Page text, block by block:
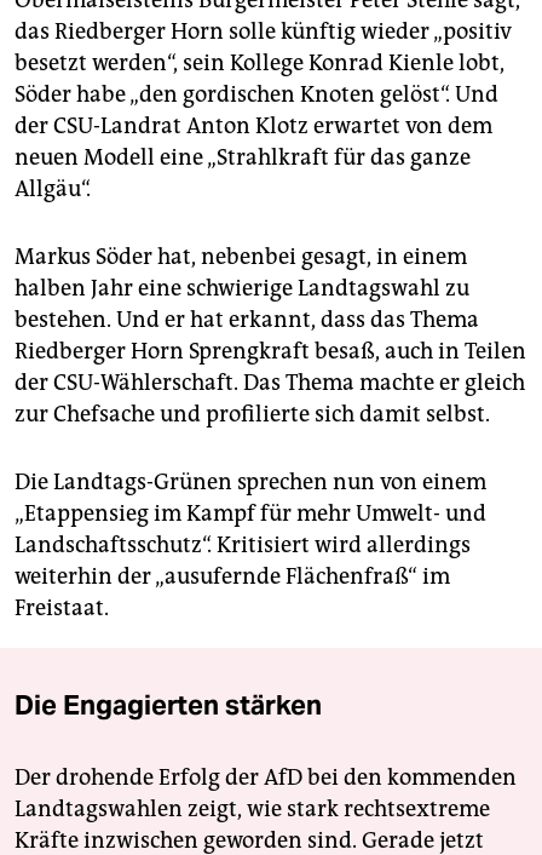
das Riedberger Horn solle künftig wieder „positiv
besetzt werden“, sein Kollege Konrad Kienle lobt,
Söder habe „den gordischen Knoten gelöst“. Und
der CSU-Landrat Anton Klotz erwartet von dem
neuen Modell eine „Strahlkraft für das ganze
Allgäu“.
Markus Söder hat, nebenbei gesagt, in einem
halben Jahr eine schwierige Landtagswahl zu
bestehen. Und er hat erkannt, dass das Thema
Riedberger Horn Sprengkraft besaß, auch in Teilen
der CSU-Wählerschaft. Das Thema machte er gleich
zur Chefsache und profilierte sich damit selbst.
Die Landtags-Grünen sprechen nun von einem
„Etappensieg im Kampf für mehr Umwelt- und
Landschaftsschutz“. Kritisiert wird allerdings
weiterhin der „ausufernde Flächenfraß“ im
Freistaat.
Die Engagierten stärken
Der drohende Erfolg der AfD bei den kommenden
Landtagswahlen zeigt, wie stark rechtsextreme
Kräfte inzwischen geworden sind. Gerade jetzt